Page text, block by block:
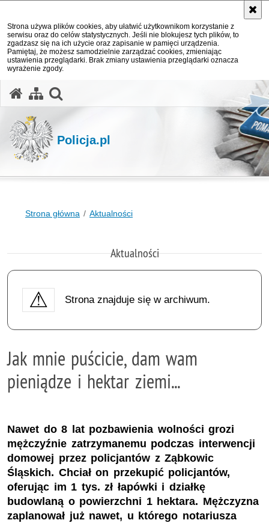
Strona używa plików cookies, aby ułatwić użytkownikom korzystanie z
serwisu oraz do celów statystycznych. Jeśli nie blokujesz tych plików, to
zgadzasz się na ich użycie oraz zapisanie w pamięci urządzenia.
Pamiętaj, że możesz samodzielnie zarządzać cookies, zmieniając
ustawienia przeglądarki. Brak zmiany ustawienia przeglądarki oznacza
wyrażenie zgody.
Policja.pl
Strona główna Aktualności
Aktualności
Strona znajduje się w archiwum.
Jak mnie puścicie, dam wam
pieniądze i hektar ziemi...
Nawet do 8 lat pozbawienia wolności grozi
mężczyźnie zatrzymanemu podczas interwencji
domowej przez policjantów z Ząbkowic
Śląskich. Chciał on przekupić policjantów,
oferując im 1 tys. zł łapówki i działkę
budowlaną o powierzchni 1 hektara. Mężczyzna
zaplanował już nawet, u którego notariusza